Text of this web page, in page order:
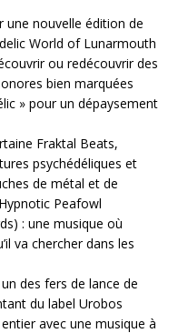
nouvelle édition de
World of Lunarmouth
ou redécouvrir des
bien marquées
» pour un dépaysement
Fraktal Beats,
psychédéliques et
de métal et de
Peafowl
: une musique où
va chercher dans les
des fers de lance de
du label Urobos
avec une musique à